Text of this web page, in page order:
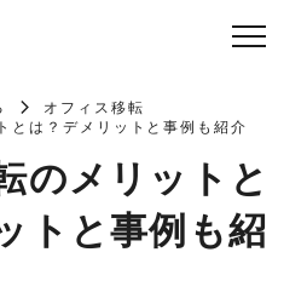
オフィス移転
とは？デメリットと事例も紹介
のメリットと
トと事例も紹